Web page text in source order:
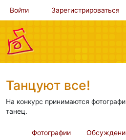
Войти Зарегистрироваться
Танцуют все!
На конкурс принимаются
танец.
Фотографии